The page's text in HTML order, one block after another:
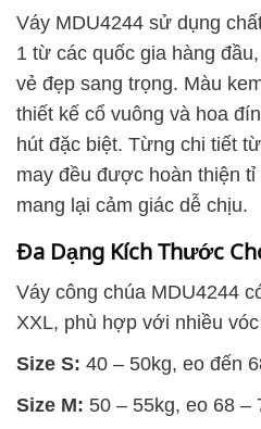
Váy MDU4244 sử dụng
1 từ các quốc gia hàng
vẻ đẹp sang trọng. Màu
thiết kế cổ vuông và hoa
hút đặc biệt. Từng chi tiết
may đều được hoàn thiện
mang lại cảm giác dễ chịu.
Đa Dạng Kích Thước
Váy công chúa MDU4244
XXL, phù hợp với nhiều
Size S: 40 – 50kg, eo đến
Size M: 50 – 55kg, eo 68 –